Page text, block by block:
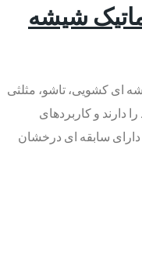
شیشه
ای کشویی، تاشو، مثلثی
دارند و کاربردهای
سابقه ای درخشان